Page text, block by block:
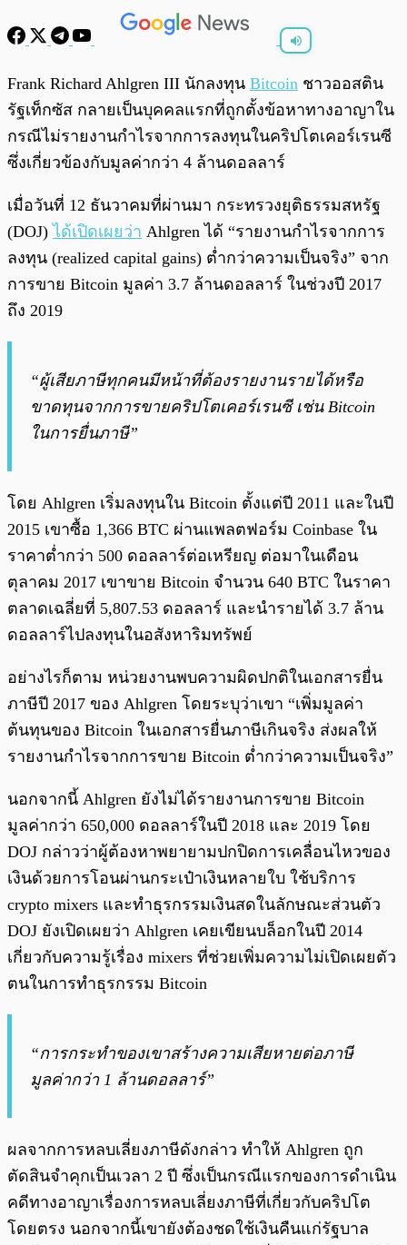
0:00
Frank Richard Ahlgren III นักลงทุน Bitcoin ชาวออสติน
รัฐเท็กซัส กลายเป็นบุคคลแรกที่ถูกตั้งข้อหาทางอาญาใน
กรณีไม่รายงานกำไรจากการลงทุนในคริปโตเคอร์เรนซี
ซึ่งเกี่ยวข้องกับมูลค่ากว่า 4 ล้านดอลลาร์
เมื่อวันที่ 12 ธันวาคมที่ผ่านมา กระทรวงยุติธรรมสหรัฐ
(DOJ) ได้เปิดเผยว่า Ahlgren ได้ “รายงานกำไรจากการ
ลงทุน (realized capital gains) ต่ำกว่าความเป็นจริง” จาก
การขาย Bitcoin มูลค่า 3.7 ล้านดอลลาร์ ในช่วงปี 2017
ถึง 2019
“ผู้เสียภาษีทุกคนมีหน้าที่ต้องรายงานรายได้หรือ
ขาดทุนจากการขายคริปโตเคอร์เรนซี เช่น Bitcoin
ในการยื่นภาษี”
โดย Ahlgren เริ่มลงทุนใน Bitcoin ตั้งแต่ปี 2011 และในปี
2015 เขาซื้อ 1,366 BTC ผ่านแพลตฟอร์ม Coinbase ใน
ราคาต่ำกว่า 500 ดอลลาร์ต่อเหรียญ ต่อมาในเดือน
ตุลาคม 2017 เขาขาย Bitcoin จำนวน 640 BTC ในราคา
ตลาดเฉลี่ยที่ 5,807.53 ดอลลาร์ และนำรายได้ 3.7 ล้าน
ดอลลาร์ไปลงทุนในอสังหาริมทรัพย์
อย่างไรก็ตาม หน่วยงานพบความผิดปกติในเอกสารยื่น
ภาษีปี 2017 ของ Ahlgren โดยระบุว่าเขา “เพิ่มมูลค่า
ต้นทุนของ Bitcoin ในเอกสารยื่นภาษีเกินจริง ส่งผลให้
รายงานกำไรจากการขาย Bitcoin ต่ำกว่าความเป็นจริง”
นอกจากนี้ Ahlgren ยังไม่ได้รายงานการขาย Bitcoin
มูลค่ากว่า 650,000 ดอลลาร์ในปี 2018 และ 2019 โดย
DOJ กล่าวว่าผู้ต้องหาพยายามปกปิดการเคลื่อนไหวของ
เงินด้วยการโอนผ่านกระเป๋าเงินหลายใบ ใช้บริการ
crypto mixers และทำธุรกรรมเงินสดในลักษณะส่วนตัว
DOJ ยังเปิดเผยว่า Ahlgren เคยเขียนบล็อกในปี 2014
เกี่ยวกับความรู้เรื่อง mixers ที่ช่วยเพิ่มความไม่เปิดเผยตัว
ตนในการทำธุรกรรม Bitcoin
“การกระทำของเขาสร้างความเสียหายต่อภาษี
มูลค่ากว่า 1 ล้านดอลลาร์”
ผลจากการหลบเลี่ยงภาษีดังกล่าว ทำให้ Ahlgren ถูก
ตัดสินจำคุกเป็นเวลา 2 ปี ซึ่งเป็นกรณีแรกของการดำเนิน
คดีทางอาญาเรื่องการหลบเลี่ยงภาษีที่เกี่ยวกับคริปโต
โดยตรง นอกจากนี้เขายังต้องชดใช้เงินคืนแก่รัฐบาล